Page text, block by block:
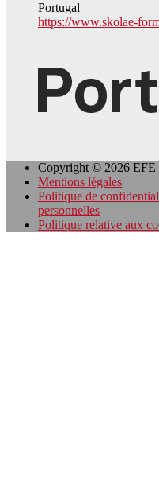
Portugal
https://www.skolae-
Copyright © 2026
Mentions légales
Politique de
personnelles
Politique relative aux